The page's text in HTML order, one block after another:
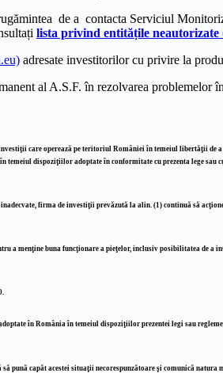
de a contacta Serviciul
lista privind entitățile neautorizate
adresate investitorilor cu privire la
al A.S.F. în rezolvarea problemelor
care operează pe teritoriul României în temeiul libertăţii
dispoziţiilor adoptate în conformitate cu prezenta lege sau
firma de investiţii prevăzută la alin. (1) continuă să
a menţine buna funcţionare a pieţelor, inclusiv posibilitatea de
în România în temeiul dispoziţiilor prezentei legi sau
capăt acestei situaţii necorespunzătoare şi comunică